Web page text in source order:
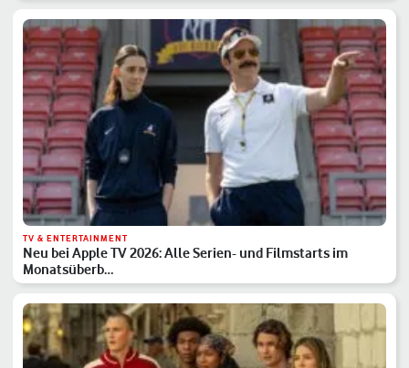
TV & ENTERTAINMENT
Neu bei Apple TV 2026: Alle Serien- und Filmstarts im
Monatsüberb…